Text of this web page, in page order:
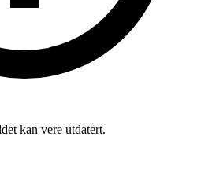
kan vere utdatert.